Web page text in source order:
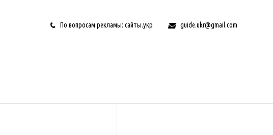
По вопросам рекламы: сайты.укр guide.ukr@gmail.com